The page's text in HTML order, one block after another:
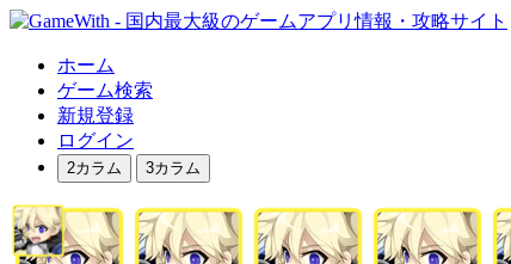
ホーム
ゲーム検索
新規登録
ログイン
2カラム 3カラム